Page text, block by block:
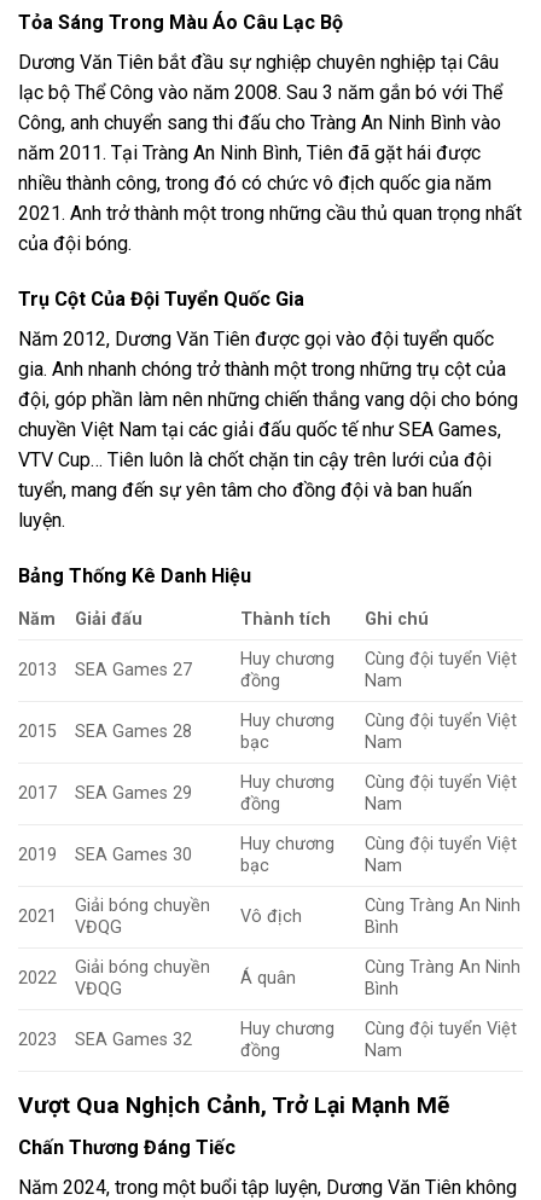
Tỏa Sáng Trong Màu Áo Câu Lạc Bộ
Dương Văn Tiên bắt đầu sự nghiệp chuyên nghiệp tại Câu
lạc bộ Thể Công vào năm 2008. Sau 3 năm gắn bó với Thể
Công, anh chuyển sang thi đấu cho Tràng An Ninh Bình vào
năm 2011. Tại Tràng An Ninh Bình, Tiên đã gặt hái được
nhiều thành công, trong đó có chức vô địch quốc gia năm
2021. Anh trở thành một trong những cầu thủ quan trọng nhất
của đội bóng.
Trụ Cột Của Đội Tuyển Quốc Gia
Năm 2012, Dương Văn Tiên được gọi vào đội tuyển quốc
gia. Anh nhanh chóng trở thành một trong những trụ cột của
đội, góp phần làm nên những chiến thắng vang dội cho bóng
chuyền Việt Nam tại các giải đấu quốc tế như SEA Games,
VTV Cup… Tiên luôn là chốt chặn tin cậy trên lưới của đội
tuyển, mang đến sự yên tâm cho đồng đội và ban huấn
luyện.
Bảng Thống Kê Danh Hiệu
Năm Giải đấu Thành tích Ghi chú
2013 SEA Games 27
Huy chương
đồng
Cùng đội tuyển Việt
Nam
2015 SEA Games 28
Huy chương
bạc
Cùng đội tuyển Việt
Nam
2017 SEA Games 29
Huy chương
đồng
Cùng đội tuyển Việt
Nam
2019 SEA Games 30
Huy chương
bạc
Cùng đội tuyển Việt
Nam
2021
Giải bóng chuyền
VĐQG
Vô địch
Cùng Tràng An Ninh
Bình
2022
Giải bóng chuyền
VĐQG
Á quân
Cùng Tràng An Ninh
Bình
2023 SEA Games 32
Huy chương
đồng
Cùng đội tuyển Việt
Nam
Vượt Qua Nghịch Cảnh, Trở Lại Mạnh Mẽ
Chấn Thương Đáng Tiếc
Năm 2024, trong một buổi tập luyện, Dương Văn Tiên không